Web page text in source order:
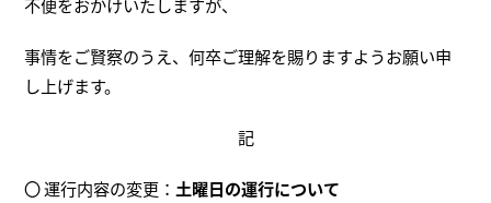
事情をご賢察のうえ、何卒ご理解を賜りますようお願い申
し上げます。
記
〇 運行内容の変更： 土曜日の運行について